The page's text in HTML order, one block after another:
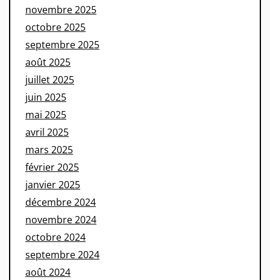
novembre 2025
octobre 2025
septembre 2025
août 2025
juillet 2025
juin 2025
mai 2025
avril 2025
mars 2025
février 2025
janvier 2025
décembre 2024
novembre 2024
octobre 2024
septembre 2024
août 2024